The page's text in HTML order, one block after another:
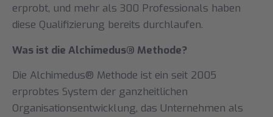
erprobt, und mehr als 300 Professionals haben
diese Qualifizierung bereits durchlaufen.
Was ist die Alchimedus® Methode?
Die Alchimedus® Methode ist ein seit 2005
erprobtes System der ganzheitlichen
Organisationsentwicklung, das Unternehmen als